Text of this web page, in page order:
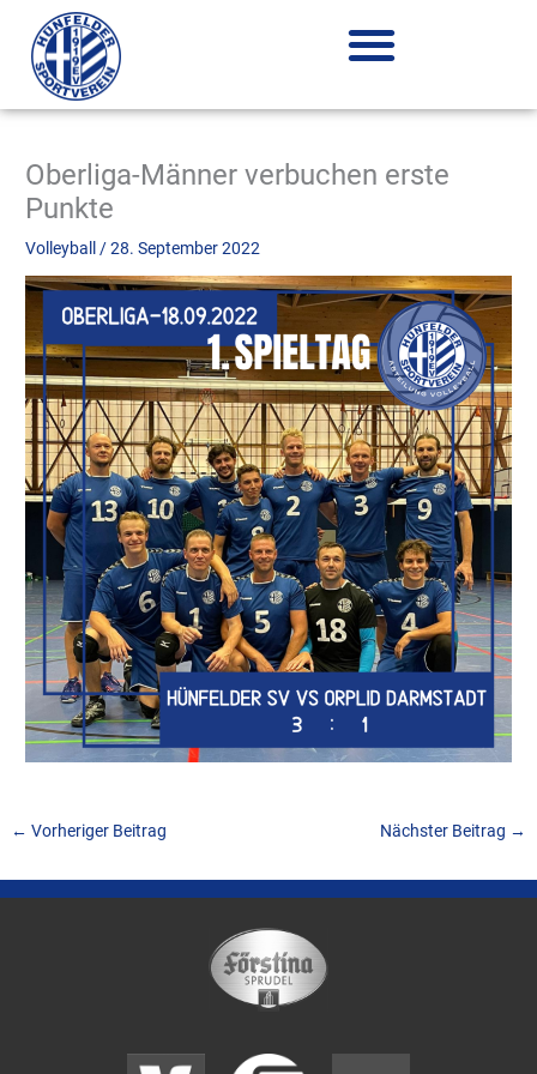
Inhalt
springen
Oberliga-Männer verbuchen erste
Punkte
Volleyball /28. September 2022
← Vorheriger Beitrag Nächster Beitrag →